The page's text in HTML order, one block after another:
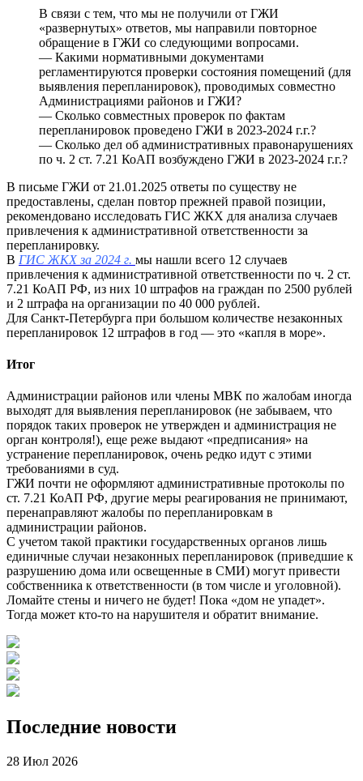
В связи с тем, что мы не получили от ГЖИ
«развернутых» ответов, мы направили повторное
обращение в ГЖИ со следующими вопросами.
— Какими нормативными документами
регламентируются проверки состояния помещений (для
выявления перепланировок), проводимых совместно
Администрациями районов и ГЖИ?
— Сколько совместных проверок по фактам
перепланировок проведено ГЖИ в 2023-2024 г.г.?
— Сколько дел об административных правонарушениях
по ч. 2 ст. 7.21 КоАП возбуждено ГЖИ в 2023-2024 г.г.?
В письме ГЖИ от 21.01.2025 ответы по существу не
предоставлены, сделан повтор прежней правой позиции,
рекомендовано исследовать ГИС ЖКХ для анализа случаев
привлечения к административной ответственности за
перепланировку.
В ГИС ЖКХ за 2024 г. мы нашли всего 12 случаев
привлечения к административной ответственности по ч. 2 ст.
7.21 КоАП РФ, из них 10 штрафов на граждан по 2500 рублей
и 2 штрафа на организации по 40 000 рублей.
Для Санкт-Петербурга при большом количестве незаконных
перепланировок 12 штрафов в год — это «капля в море».
Итог
Администрации районов или члены МВК по жалобам иногда
выходят для выявления перепланировок (не забываем, что
порядок таких проверок не утвержден и администрация не
орган контроля!), еще реже выдают «предписания» на
устранение перепланировок, очень редко идут с этими
требованиями в суд.
ГЖИ почти не оформляют административные протоколы по
ст. 7.21 КоАП РФ, другие меры реагирования не принимают,
перенаправляют жалобы по перепланировкам в
администрации районов.
С учетом такой практики государственных органов лишь
единичные случаи незаконных перепланировок (приведшие к
разрушению дома или освещенные в СМИ) могут привести
собственника к ответственности (в том числе и уголовной).
Ломайте стены и ничего не будет! Пока «дом не упадет».
Тогда может кто-то на нарушителя и обратит внимание.
Последние новости
28 Июл 2026